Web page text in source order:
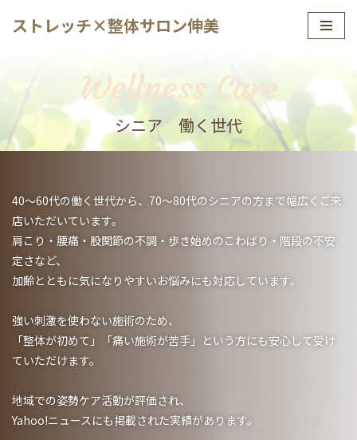
へ
ッ
プ
ストレッチ×整体サロン伸美
Wellness Care
シニア 働く世代
40〜60代の働く世代から、70〜80代のシニアの方まで幅広くご来
店いただいています。
肩こり・腰痛・股関節の不調・歩き始めのこわばり・階段の不安
定さなど、
加齢とともに気になりやすいお悩みにも対応しています。
強い刺激を使わない施術のため、
「整体が初めて」「痛い施術が苦手」という方にも安心して受け
ていただけます。
地域での姿勢ケア活動が評価され、
Yahoo!ニュースにも掲載された実績があります。